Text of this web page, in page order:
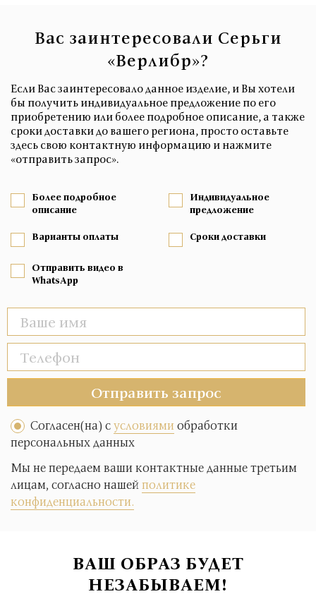
Вас заинтересовали Серьги
«Верлибр»?
Если Вас заинтересовало данное изделие, и Вы хотели
бы получить индивидуальное предложение по его
приобретению или более подробное описание, а также
сроки доставки до вашего региона, просто оставьте
здесь свою контактную информацию и нажмите
«отправить запрос».
Более подробное
описание
Индивидуальное
предложение
Варианты оплаты Сроки доставки
Отправить видео в
WhatsApp
Отправить запрос
Согласен(на) сусловиямиобработки
персональных данных
Мы не передаем ваши контактные данные третьим
лицам, согласно нашейполитике
конфиденциальности.
ВАШ ОБРАЗ БУДЕТ
НЕЗАБЫВАЕМ!